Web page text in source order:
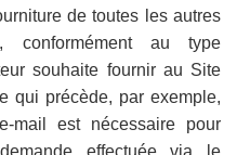
de toutes les autres
conformément au type
souhaite fournir au Site
qui précède, par exemple,
mail est nécessaire pour
effectuée via le